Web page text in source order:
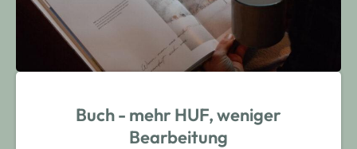
Buch - mehr HUF, weniger
Bearbeitung